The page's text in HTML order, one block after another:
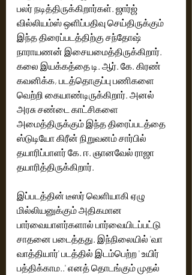
பலர் நடித்திருக்கிறார்கள். ஜார்ஜ்
வில்லியம்ஸ் ஒளிப்பதிவு செய்திருக்கும்
இந்த திரைப்படத்திற்கு சந்தோஷ்
நாராயணன் இசையமைத்திருக்கிறார்.‌
கலை இயக்கத்தை டி. ஆர். கே. கிரண்
கவனிக்க, படத்தொகுப்பு பணிகளை
வெற்றி கையாண்டிருக்கிறார். அனல்
அரசு சண்டை காட்சிகளை
அமைத்திருக்கும் இந்த திரைப்படத்தை
ஸ்டுடியோ கிரீன் நிறுவனம் சார்பில்
தயாரிப்பாளர் கே. ஈ. ஞானவேல் ராஜா
தயாரித்திருக்கிறார்.
இப்படத்தின் டீஸர் வெளியாகி ஏழு
மில்லியனுக்கும் அதிகமான
பார்வையாளர்களால் பார்வையிடப்பட்டு
சாதனை படைத்தது. இந்நிலையில் 'வா
வாத்தியார்' படத்தில் இடம்பெற்ற ' உயிர்
பத்திக்காம..' எனத் தொடங்கும் முதல்